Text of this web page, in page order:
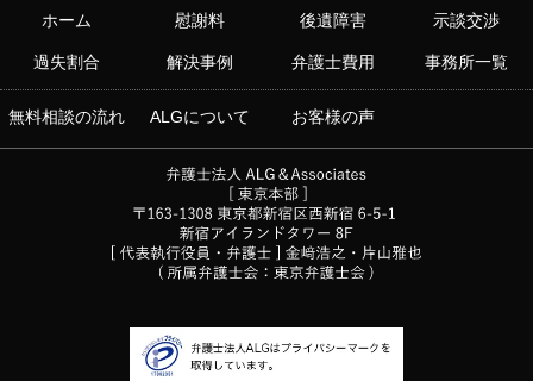
ホーム 慰謝料 後遺障害 示談交渉
過失割合 解決事例 弁護士費用 事務所一覧
無料相談の流れ ALGについて お客様の声